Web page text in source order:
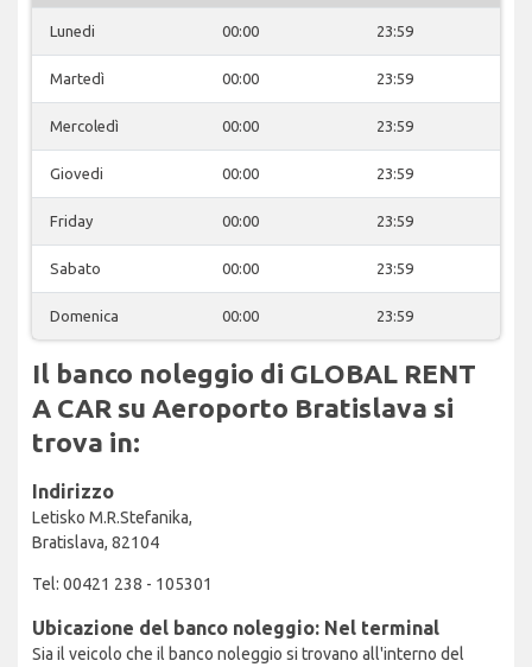
Lunedi 00:00 23:59
Martedì 00:00 23:59
Mercoledì 00:00 23:59
Giovedi 00:00 23:59
Friday 00:00 23:59
Sabato 00:00 23:59
Domenica 00:00 23:59
Il banco noleggio di GLOBAL RENT
A CAR su Aeroporto Bratislava si
trova in:
Indirizzo
Letisko M.R.Stefanika,
Bratislava, 82104
Tel: 00421 238 - 105301
Ubicazione del banco noleggio: Nel terminal
Sia il veicolo che il banco noleggio si trovano all'interno del